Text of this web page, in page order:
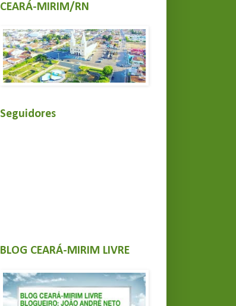
CEARÁ-MIRIM/RN
Seguidores
BLOG CEARÁ-MIRIM LIVRE